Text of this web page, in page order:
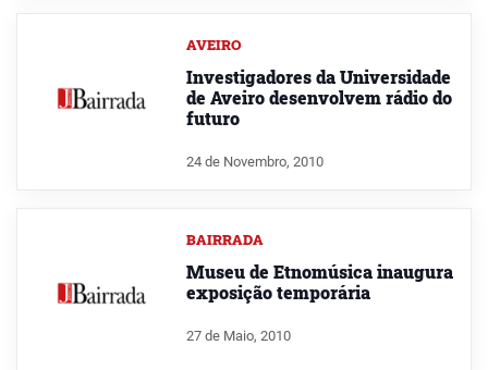
AVEIRO
Investigadores da Universidade
de Aveiro desenvolvem rádio do
futuro
24 de Novembro, 2010
BAIRRADA
Museu de Etnomúsica inaugura
exposição temporária
27 de Maio, 2010